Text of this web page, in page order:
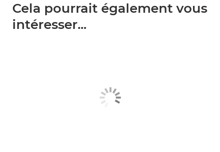
Cela pourrait également vous
intéresser...